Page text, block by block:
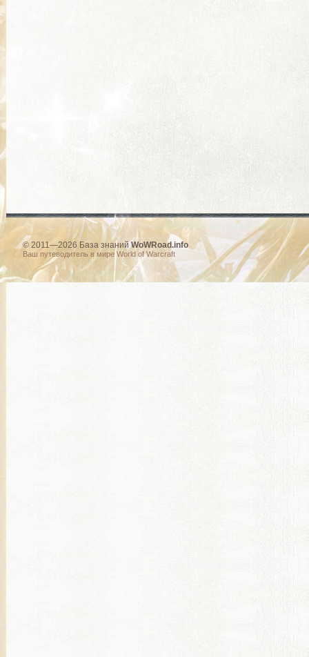
© 2011—2026 База знанийWoWRoad.info
Ваш путеводитель в мире World of Warcraft